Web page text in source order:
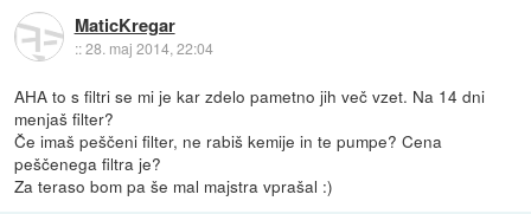
MaticKregar
::28. maj 2014, 22:04
AHA to s filtri se mi je kar zdelo pametno jih več vzet. Na 14 dni
menjaš filter?
Če imaš peščeni filter, ne rabiš kemije in te pumpe? Cena
peščenega filtra je?
Za teraso bom pa še mal majstra vprašal :)